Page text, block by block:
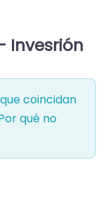
Invesrión
coincidan
qué no